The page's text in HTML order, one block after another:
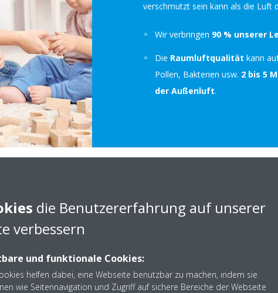
verschmutzt sein kann als die Luft
Wir verbringen 90 % unserer
Die Raumluftqualität kann
Pollen, Bakterien usw. 2 bis 5
der Außenluft.
Schwebstoffe
Lüftung,
Pollen, Sporen,
Keime aus der Luft
die Benutzererfahrung auf unserer
verbessern
und funktionale Cookies:
helfen dabei, eine Webseite benutzbar zu machen, indem sie
wie Seitennavigation und Zugriff auf sichere Bereiche der Webseite